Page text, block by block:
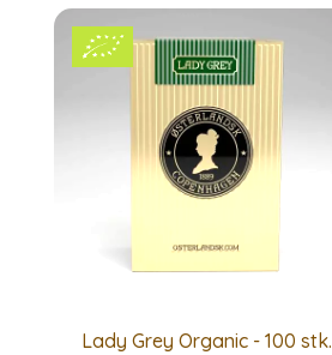
Lady Grey Organic - 100 stk.